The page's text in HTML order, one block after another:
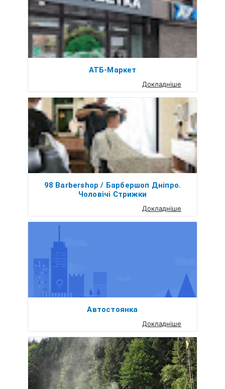
АТБ-Маркет
Докладніше
98 Barbershop / Барбершоп Дніпро.
Чоловічі Стрижки
Докладніше
Автостоянка
Докладніше